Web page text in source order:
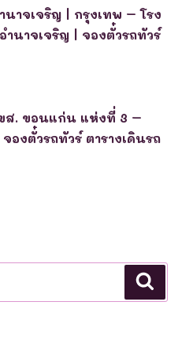
นาจเจริญ | กรุงเทพ – โรง
ำนาจเจริญ | จองตั๋วรถทัวร์
ส. ขอนแก่น แห่งที่ 3 –
องตั๋วรถทัวร์ ตารางเดินรถ